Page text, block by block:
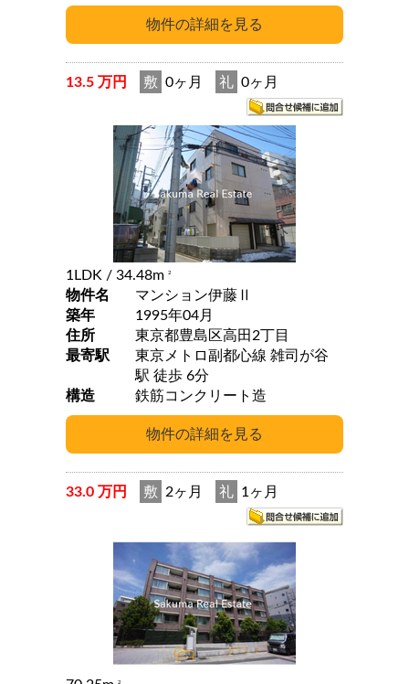
13.5 万円 敷 0ヶ月 礼 0ヶ月
1LDK / 34.48m 2
物件名
マンション伊藤Ⅱ
築年
1995年04月
住所
東京都豊島区高田2丁目
最寄駅
東京メトロ副都心線 雑司が谷
駅 徒歩 6分
構造
鉄筋コンクリート造
33.0 万円 敷 2ヶ月 礼 1ヶ月
2